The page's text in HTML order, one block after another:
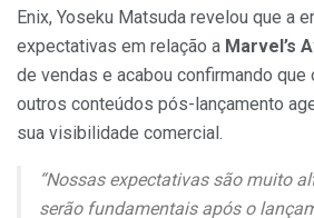
Enix, Yoseku Matsuda revelou que a
expectativas em relação a Marvel’s
de vendas e acabou confirmando
outros conteúdos pós-lançamento
sua visibilidade comercial.
“Nossas expectativas são muito
serão fundamentais após o